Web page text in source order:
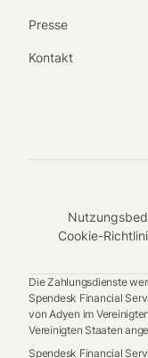
Presse
Kontakt
Cookie-
Die Zahlungsdienste
Spendesk Financial
von Adyen im
Vereinigten Staaten
Spendesk Financial